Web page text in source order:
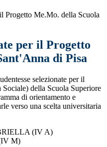
Progetto Me.Mo. della Scuola
per il Progetto
di Pisa
selezionate per il
della Scuola Superiore
di orientamento e
verso una scelta universitaria
(IV A)
M)